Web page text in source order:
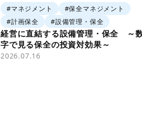
#マネジメント
#保全マネジメント
#計画保全
#設備管理・保全
経営に直結する設備管理・保全 ～
字で見る保全の投資対効果～
2026.07.16